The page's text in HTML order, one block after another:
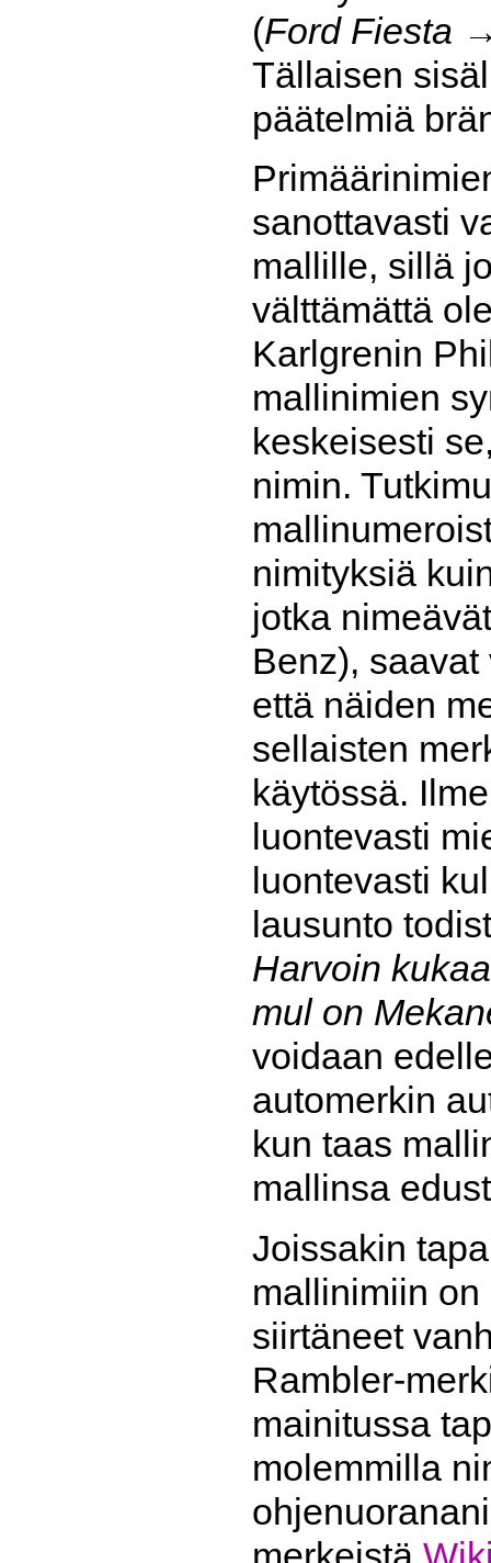
(Ford Fiesta
Tällaisen
päätelmiä
sanottavasti
mallille, sillä
välttämättä
Karlgrenin
mallinimien
keskeisesti
nimin.
nimityksiä
jotka
Benz),
että näiden
sellaisten
käytössä.
luontevasti
luontevasti
lausunto
Harvoin
mul on
voidaan
automerkin
kun taas
mallinsa
Joissakin
mallinimiin
siirtäneet
Rambler-
mainitussa
molemmilla